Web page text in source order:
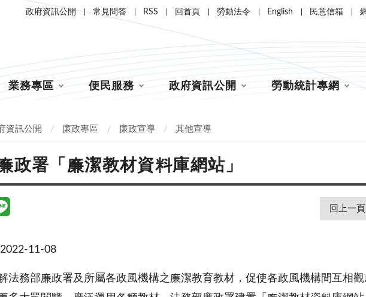
政府資訊公開 常見問答 RSS 回首頁 勞動法令 English 民意信箱
業務專區 便民服務 政府資訊公開 勞動統計專網
資訊公開 廉政專區 廉政宣導 其他宣導
政署「廉潔教材資料庫網站」
回上一頁
11-08
法務部廉政署及所屬各政風機構之廉潔教育教材，促使各政風機構間互相